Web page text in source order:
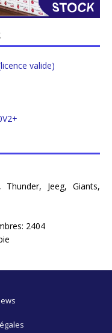
valide)
, Thunder, Jeeg,Giants,
2404